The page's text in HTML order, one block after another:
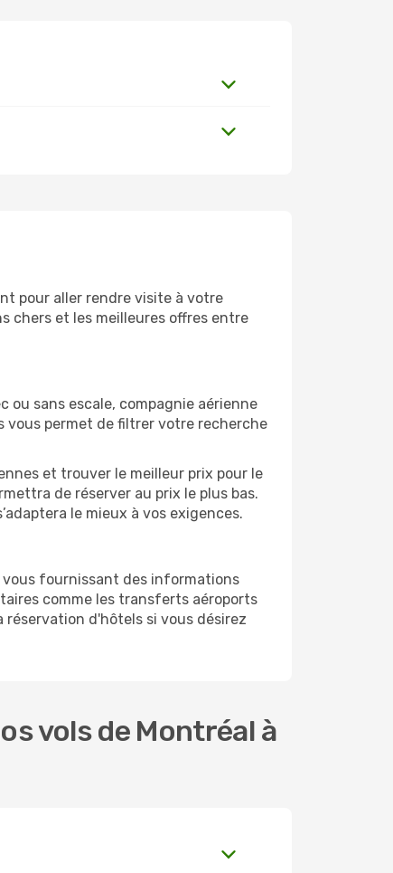
pour aller rendre visite à votre
chers et les meilleures offres entre
ou sans escale, compagnie aérienne
vous permet de filtrer votre recherche
et trouver le meilleur prix pour le
de réserver au prix le plus bas.
le mieux à vos exigences.
fournissant des informations
comme les transferts aéroports
d'hôtels si vous désirez
vols de Montréal à